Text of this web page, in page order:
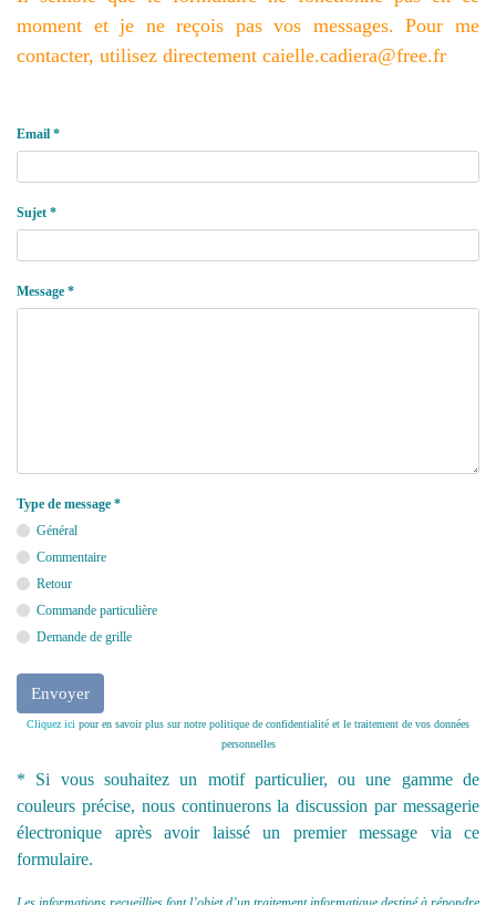
moment et je ne reçois pas vos messages. Pour me
contacter, utilisez directement caielle.cadiera@free.fr
Email *
Sujet *
Message *
Type de message *
Général
Commentaire
Retour
Commande particulière
Demande de grille
Cliquez ici pour en savoir plus sur notre politique de confidentialité et le traitement de vos données
personnelles
* Si vous souhaitez un motif particulier, ou une gamme de
couleurs précise, nous continuerons la discussion par messagerie
électronique après avoir laissé un premier message via ce
formulaire.